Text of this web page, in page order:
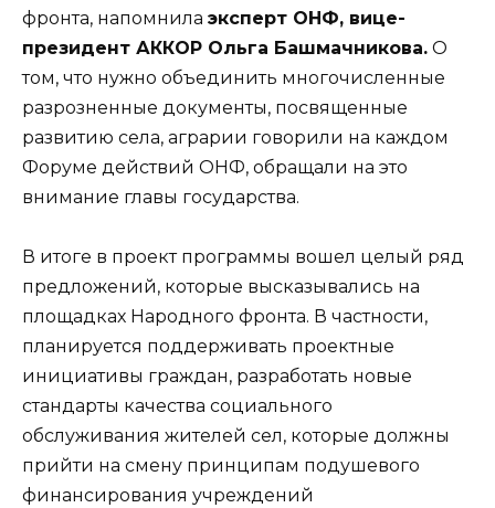
фронта, напомнила эксперт ОНФ, вице-
президент АККОР Ольга Башмачникова. О
том, что нужно объединить многочисленные
разрозненные документы, посвященные
развитию села, аграрии говорили на каждом
Форуме действий ОНФ, обращали на это
внимание главы государства.
В итоге в проект программы вошел целый ряд
предложений, которые высказывались на
площадках Народного фронта. В частности,
планируется поддерживать проектные
инициативы граждан, разработать новые
стандарты качества социального
обслуживания жителей сел, которые должны
прийти на смену принципам подушевого
финансирования учреждений